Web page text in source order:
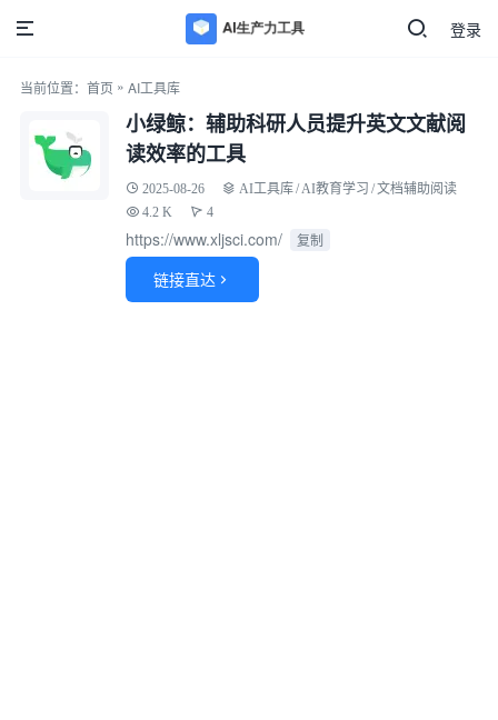
登录
当前位置： 首页 » AI工具库
小绿鲸：辅助科研人员提升英文文献阅
读效率的工具
2025-08-26 AI工具库/ AI教育学习 /文档辅助阅读
4.2 K
4
https://www.xljsci.com/ 复制
链接直达 